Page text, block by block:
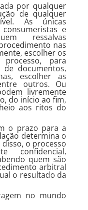
por qualquer
de qualquer
As únicas
e
ressalvas
nas
escolher os
para
documentos,
escolher as
outros. Ou
livremente
do início ao fim,
aos ritos do
o prazo para a
determina o
disso, o processo
confidencial,
quem são
arbitral
o resultado da
no mundo